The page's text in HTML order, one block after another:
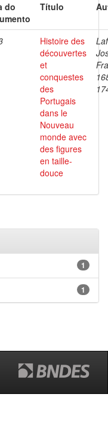
do
Título
Histoire des
découvertes
et
conquestes
des
Portugais
dans le
Nouveau
monde avec
des figures
en taille-
douce
1
1